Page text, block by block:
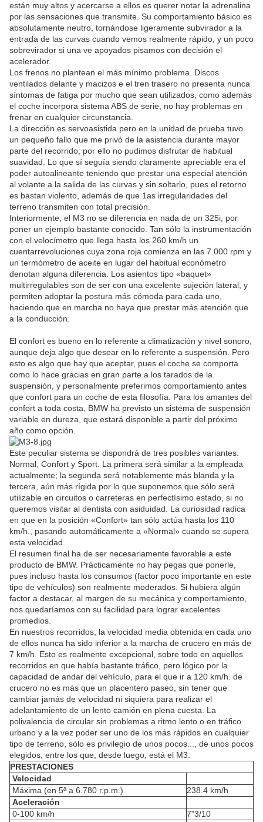
están muy altos y acercarse a ellos es querer notar la adrenalina
por las sensaciones que transmite. Su comportamiento básico es
absolutamente neutro, tornándose ligeramente subvirador a la
entrada de las curvas cuando vemos realmente rápido, y un poco
sobrevirador si una ve apoyados pisamos con decisión el
acelerador.
Los frenos no plantean el más mínimo problema. Discos
ventilados delante y macizos e el tren trasero no presenta nunca
síntomas de fatiga por mucho que sean utilizados, como además
el coche incorpora sistema ABS de serie, no hay problemas en
frenar en cualquier circunstancia.
La dirección es servoasistida pero en la unidad de prueba tuvo
un pequeño fallo que me privó de la asistencia durante mayor
parte del recorrido; por ello no pudimos disfrutar de habitual
suavidad. Lo que sí seguía siendo claramente apreciable era el
poder autoalineante teniendo que prestar una especial atención
al volante a la salida de las curvas y sin soltarlo, pues el retorno
es bastan violento, además de que 1as irregularidades del
terreno transmiten con total precisión.
Interiormente, el M3 no se diferencia en nada de un 325i, por
poner un ejemplo bastante conocido. Tan sólo la instrumentación
con el velocímetro que llega hasta los 260 km/h un
cuentarrevoluciones cuya zona roja comienza en las 7.000 rpm y
un termómetro de aceite en lugar del habitual económetro
denotan alguna diferencia. Los asientos tipo «baquet»
multirregulables son de ser con una excelente sujeción lateral, y
permiten adoptar la postura más cómoda para cada uno,
haciendo que en marcha no haya que prestar más atención que
a la conducción.
El confort es bueno en lo referente a climatización y nivel sonoro,
aunque deja algo que desear en lo referente a suspensión. Pero
esto es algo que hay que aceptar, pues el coche se comporta
como lo hace gracias en gran parte a los tarados de la
suspensión, y personalmente preferimos comportamiento antes
que confort para un coche de esta filosofía. Para los amantes del
confort a toda costa, BMW ha previsto un sistema de suspensión
variable en dureza, que estará disponible a partir del próximo
año como opción.
Este peculiar sistema se dispondrá de tres posibles variantes:
Normal, Confort y Sport. La primera será similar a la empleada
actualmente; la segunda será notablemente más blanda y la
tercera, aún más rígida por lo que suponemos que sólo será
utilizable en circuitos o carreteras en perfectísimo estado, si no
queremos visitar al dentista con asiduidad. La curiosidad radica
en que en la posición «Confort» tan sólo actúa hasta los 110
km/h., pasando automáticamente a «Normal» cuando se supera
esta velocidad.
El resumen final ha de ser necesariamente favorable a este
producto de BMW. Prácticamente no hay pegas que ponerle,
pues incluso hasta los consumos (factor poco importante en este
tipo de vehículos) son realmente moderados. Si hubiera algún
factor a destacar, al margen de su mecánica y comportamiento,
nos quedaríamos con su facilidad para lograr excelentes
promedios.
En nuestros recorridos, la velocidad media obtenida en cada uno
de ellos nunca ha sido inferior a la marcha de crucero en más de
7 km/h. Esto es realmente excepcional, sobre todo en aquellos
recorridos en que había bastante tráfico, pero lógico por la
capacidad de andar del vehículo, para el que ir a 120 km/h. de
crucero no es más que un placentero paseo, sin tener que
cambiar jamás de velocidad ni siquiera para realizar el
adelantamiento de un lento camión en plena cuesta. La
polivalencia de circular sin problemas a ritmo lento o en tráfico
urbano y a la vez poder ser uno de los más rápidos en cualquier
tipo de terreno, sólo es privilegio de unos pocos..., de unos pocos
elegidos, entre los que, desde luego, está el M3.
PRESTACIONES
Velocidad
Máxima (en 5ª a 6.780 r.p.m.)
238.4 km/h
Aceleración
0-100 km/h
7"3/10